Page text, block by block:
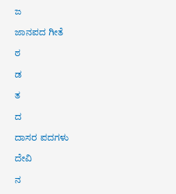
ಜ
ಜಾನಪದ ಗೀತೆ
ಠ
ಡ
ತ
ದ
ದಾಸರ ಪದಗಳು
ದೇವಿ
ನ